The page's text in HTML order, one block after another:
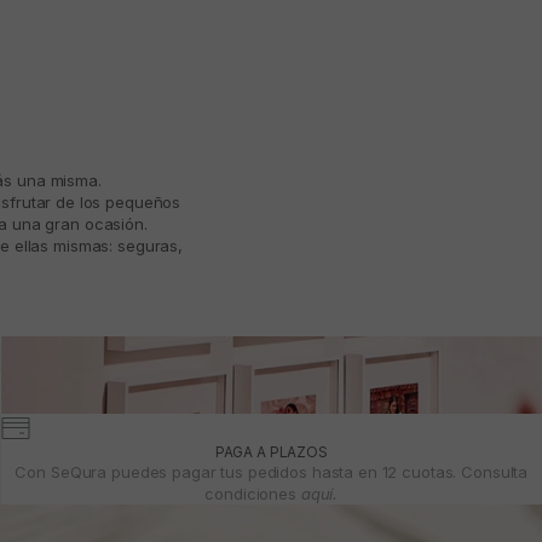
una misma.
de los pequeños
una gran ocasión.
ellas mismas: seguras,
PAGA A PLAZOS
Con SeQura puedes pagar tus pedidos hasta en 12 cuotas. Consulta
condiciones aquí.